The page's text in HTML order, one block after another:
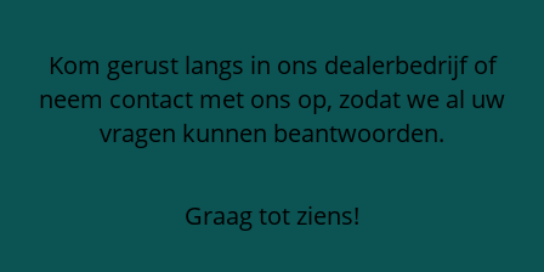
Kom gerust langs in ons dealerbedrijf of
neem contact met ons op, zodat we al uw
vragen kunnen beantwoorden.
Graag tot ziens!